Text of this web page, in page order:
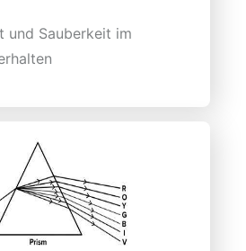
individualisiert und ein
gefördert.
Bereiche
Lesen oder gesellige
abgrenzen und
die Umgebung
Eine gemütliche
Um eine
und Sauberkeit im